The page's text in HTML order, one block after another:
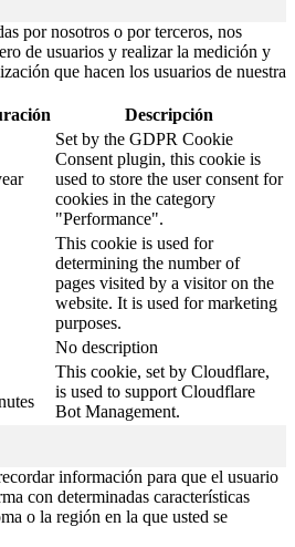
por nosotros o por terceros, nos
de usuarios y realizar la medición y
que hacen los usuarios de nuestra
Descripción
Set by the GDPR Cookie
Consent plugin, this cookie is
used to store the user consent for
cookies in the category
"Performance".
This cookie is used for
determining the number of
pages visited by a visitor on the
website. It is used for marketing
purposes.
No description
This cookie, set by Cloudflare,
is used to support Cloudflare
Bot Management.
información para que el usuario
con determinadas características
o la región en la que usted se